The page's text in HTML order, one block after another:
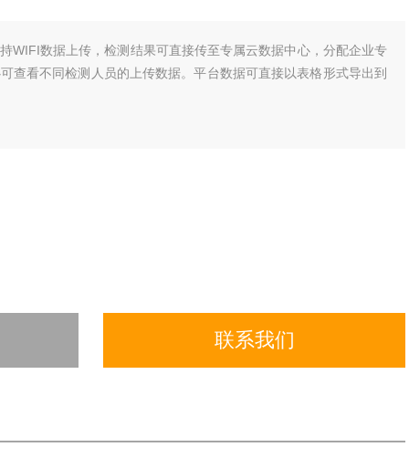
WIFI数据上传，检测结果可直接传至专属云数据中心，分配企业专
查看不同检测人员的上传数据。平台数据可直接以表格形式导出到
联系我们